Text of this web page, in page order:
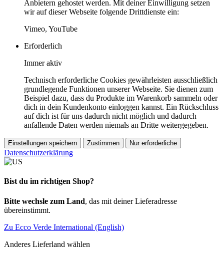
Anbietern gehostet werden. Mit deiner Einwilligung setzen
wir auf dieser Webseite folgende Drittdienste ein:
Vimeo, YouTube
Erforderlich
Immer aktiv
Technisch erforderliche Cookies gewährleisten ausschließlich
grundlegende Funktionen unserer Webseite. Sie dienen zum
Beispiel dazu, dass du Produkte im Warenkorb sammeln oder
dich in dein Kundenkonto einloggen kannst. Ein Rückschluss
auf dich ist für uns dadurch nicht möglich und dadurch
anfallende Daten werden niemals an Dritte weitergegeben.
Einstellungen speichern Zustimmen Nur erforderliche
Datenschutzerklärung
Bist du im richtigen Shop?
Bitte wechsle zum Land, das mit deiner Lieferadresse
übereinstimmt.
Zu Ecco Verde International (English)
Anderes Lieferland wählen